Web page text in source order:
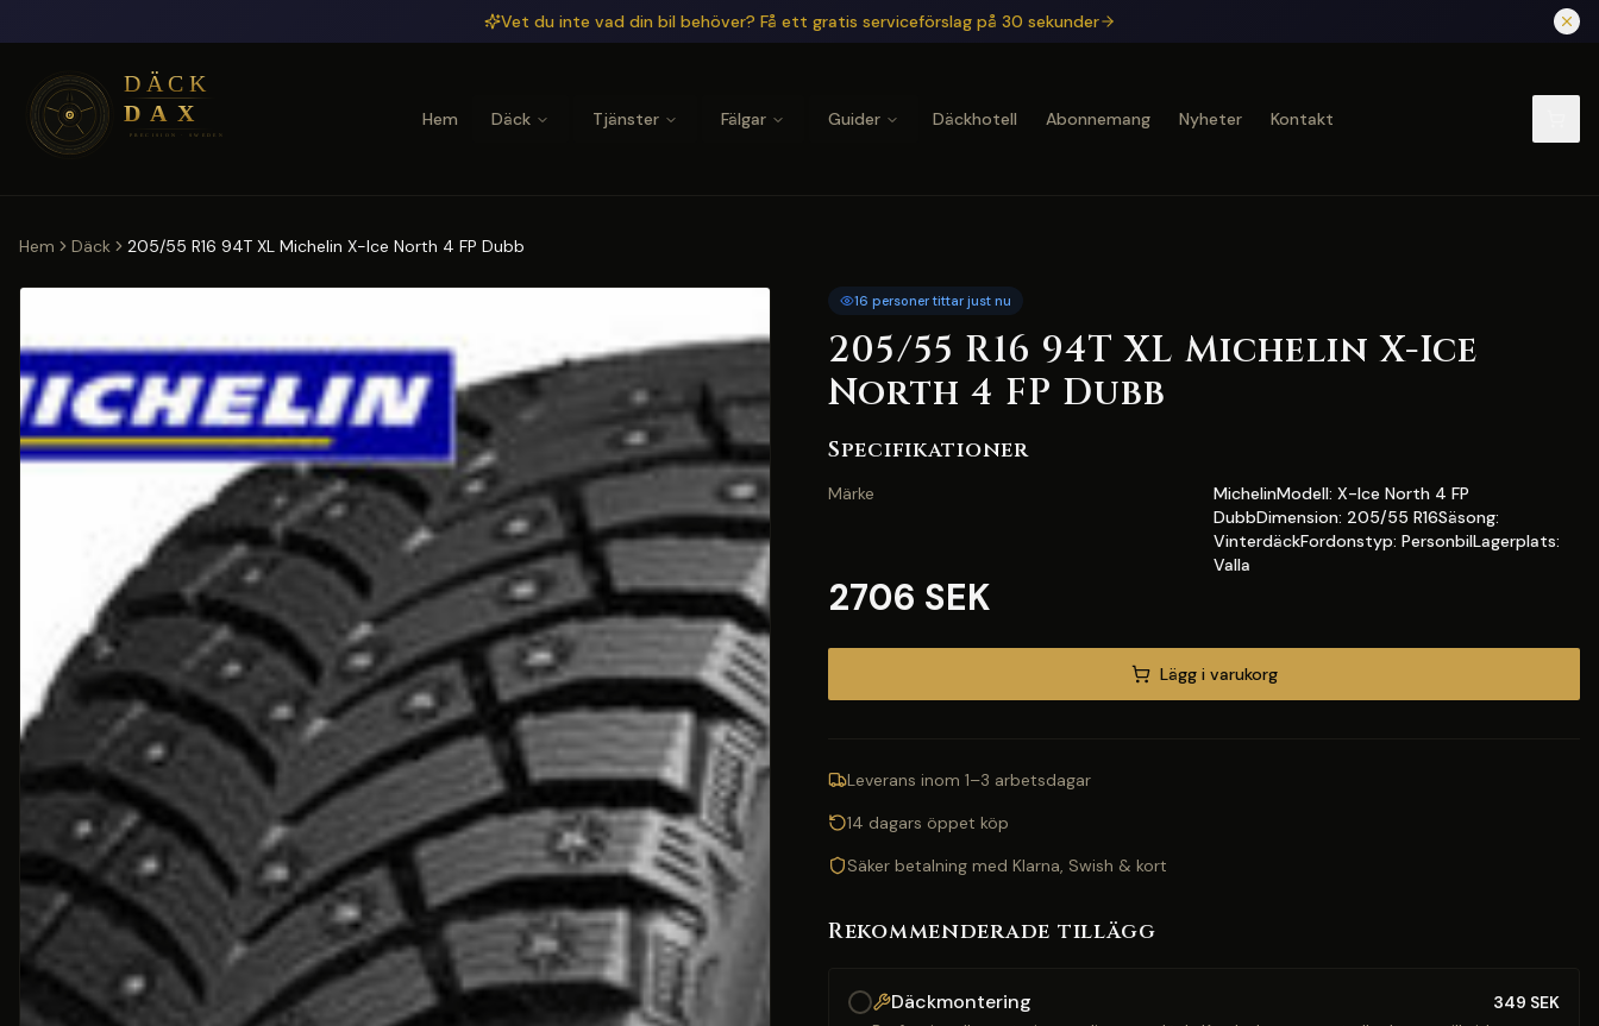
Vet du inte vad din bil behöver? Få ett gratis serviceförslag på 30 sekunder
Hem Däck Tjänster Fälgar Guider Däckhotell Abonnemang Nyheter Kontakt
Hem Däck 205/55 R16 94T XL Michelin X-Ice North 4 FP Dubb
16 personer tittar just nu
205/55 R16 94T XL Michelin X-Ice
North 4 FP Dubb
Specifikationer
Märke
MichelinModell: X-Ice North 4 FP
DubbDimension: 205/55 R16Säsong:
VinterdäckFordonstyp: PersonbilLagerplats:
Valla
2706 SEK
Lägg i varukorg
Leverans inom 1–3 arbetsdagar
14 dagars öppet köp
Säker betalning med Klarna, Swish & kort
Rekommenderade tillägg
Däckmontering 349 SEK